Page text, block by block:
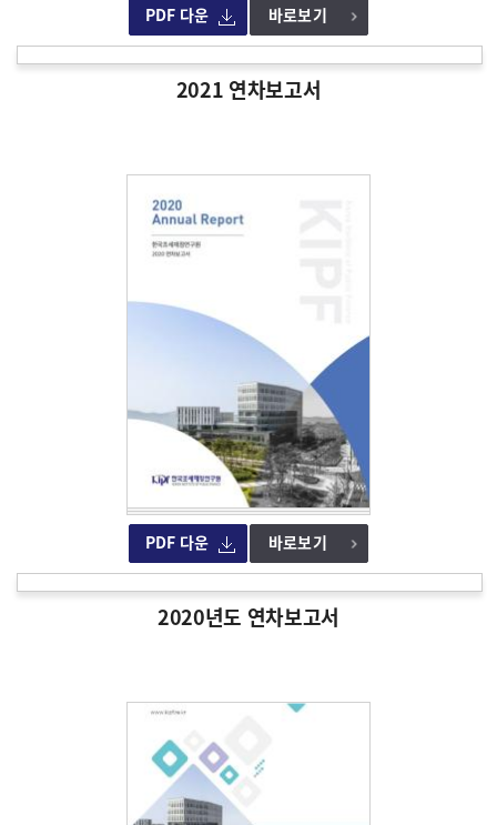
PDF 다운 바로보기
2021 연차보고서
PDF 다운 바로보기
2020년도 연차보고서